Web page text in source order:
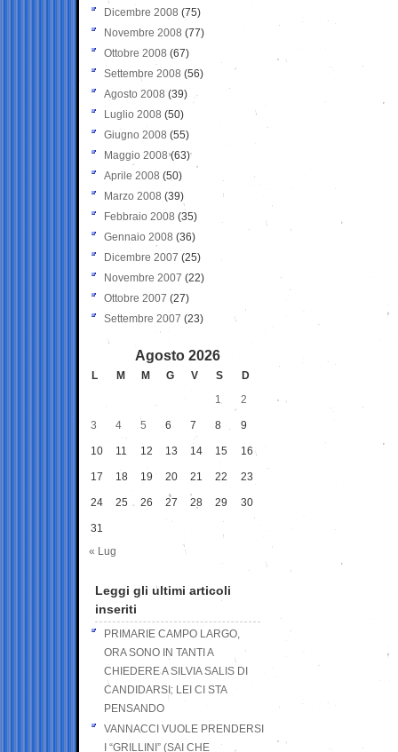
Dicembre 2008 (75)
Novembre 2008 (77)
Ottobre 2008 (67)
Settembre 2008 (56)
Agosto 2008 (39)
Luglio 2008 (50)
Giugno 2008 (55)
Maggio 2008(63)
Aprile 2008 (50)
Marzo 2008 (39)
Febbraio 2008 (35)
Gennaio 2008 (36)
Dicembre 2007 (25)
Novembre 2007 (22)
Ottobre 2007 (27)
Settembre 2007 (23)
Agosto 2026
L M M G V S
D
1
2
3 4 5 6 7 8 9
10 11 12 13 14 15 16
17 18 19 20 21 22 23
24 25 26 27 28 29 30
31
« Lug
Leggi gli ultimi articoli
inseriti
PRIMARIE CAMPO LARGO,
ORA SONO IN TANTI A
CHIEDERE A SILVIA SALIS DI
CANDIDARSI: LEI CI STA
PENSANDO
VANNACCI VUOLE PRENDERSI
I “GRILLINI” (SAI CHE